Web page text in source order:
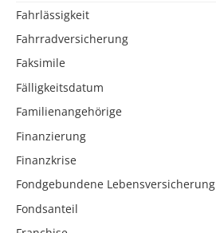
Fahrlässigkeit
Fahrradversicherung
Faksimile
Fälligkeitsdatum
Familienangehörige
Finanzierung
Finanzkrise
Fondgebundene Lebensversicherung
Fondsanteil